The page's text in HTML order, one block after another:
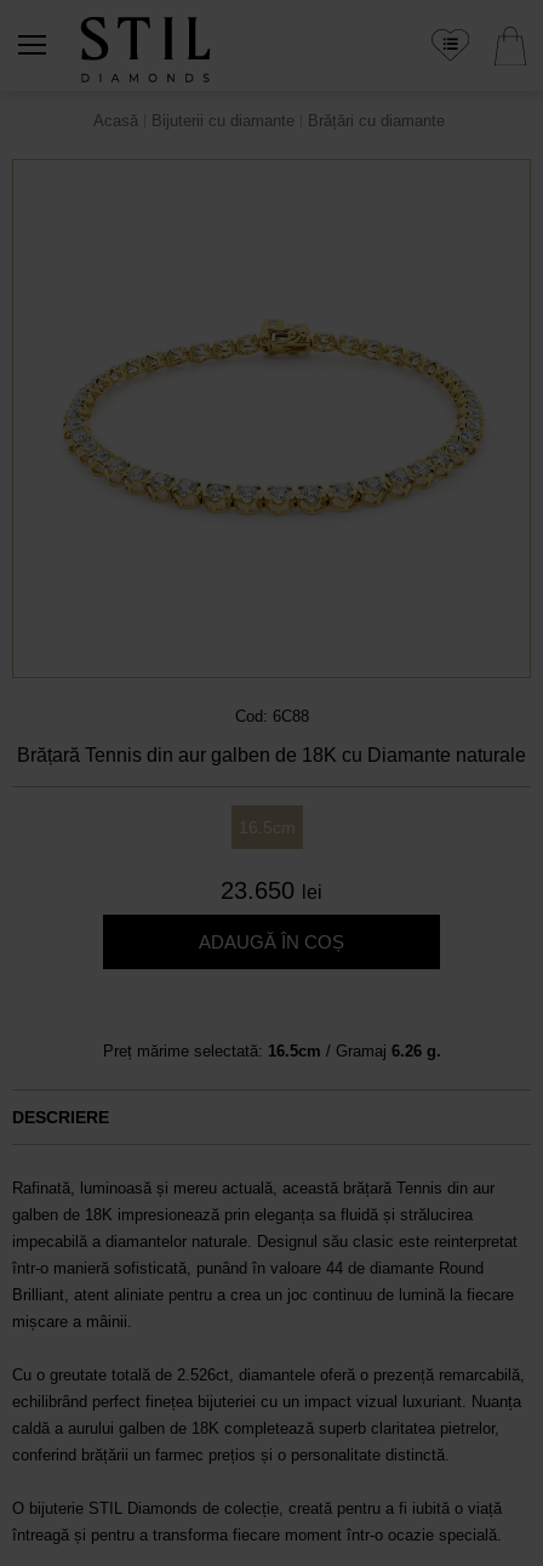
Acasă Bijuterii cu diamante Brățări cu diamante
Cod: 6C88
Brățară Tennis din aur galben de 18K cu Diamante naturale
16.5cm
23.650 lei
ADAUGĂ ÎN COȘ
Preț mărime selectată: 16.5cm / Gramaj 6.26 g.
DESCRIERE
Rafinată, luminoasă și mereu actuală, această brățară Tennis din aur
galben de 18K impresionează prin eleganța sa fluidă și strălucirea
impecabilă a diamantelor naturale. Designul său clasic este reinterpretat
într-o manieră sofisticată, punând în valoare 44 de diamante Round
Brilliant, atent aliniate pentru a crea un joc continuu de lumină la fiecare
mișcare a mâinii.
Cu o greutate totală de 2.526ct, diamantele oferă o prezență remarcabilă,
echilibrând perfect finețea bijuteriei cu un impact vizual luxuriant. Nuanța
caldă a aurului galben de 18K completează superb claritatea pietrelor,
conferind brățării un farmec prețios și o personalitate distinctă.
O bijuterie STIL Diamonds de colecție, creată pentru a fi iubită o viață
întreagă și pentru a transforma fiecare moment într-o ocazie specială.